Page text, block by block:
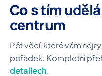
Co s tím
centrum
Pět věcí, které vám
pořádek. Kompletní
detailech.